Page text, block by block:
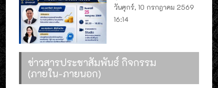
วันศุกร์, 10 กรกฎาคม 2569
16:14
ข่าวสารประชาสัมพันธ์ กิจกรรม
(ภายใน-ภายนอก)